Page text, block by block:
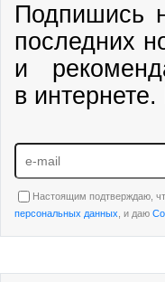
Подпишись
последних
и
в
Настоящим подтверждаю,
персональных данных , и даю